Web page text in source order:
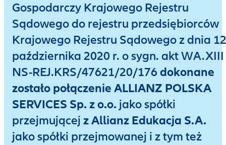
Gospodarczy Krajowego Rejestru
Sądowego do rejestru przedsiębiorców
Krajowego Rejestru Sądowego z dnia 12
października 2020 r. o sygn. akt WA.XIII
NS-REJ.KRS/47621/20/176 dokonane
zostało połączenie ALLIANZ POLSKA
SERVICES Sp. z o.o. jako spółki
przejmującej z Allianz Edukacja S.A.
jako spółki przejmowanej i z tym też